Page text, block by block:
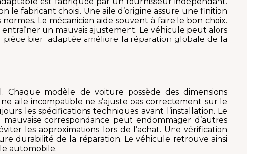
est fabriquée par un fournisseur indépendant.
fabricant choisi. Une aile d’origine assure une finition
Le mécanicien aide souvent à faire le bon choix.
un mauvais ajustement. Le véhicule peut alors
bien adaptée améliore la réparation globale de la
modèle de voiture possède des dimensions
aile incompatible ne s’ajuste pas correctement sur le
les spécifications techniques avant l’installation. Le
correspondance peut endommager d’autres
les approximations lors de l’achat. Une vérification
durabilité de la réparation. Le véhicule retrouve ainsi
automobile.